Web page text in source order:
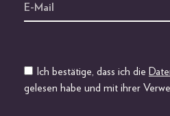
Ich bestätige, dass ich die
gelesen habe und mit ihrer